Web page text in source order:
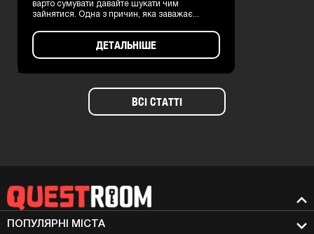
варто сумувати давайте шукати чим
зайнятися. Одна з причин, яка заважає...
ДЕТАЛЬНІШЕ
ВСІ СТАТТІ
ПОПУЛЯРНІ МIСТА